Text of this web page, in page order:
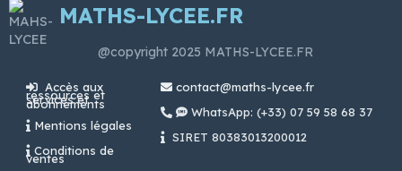
MATHS-LYCEE.FR
@copyright 2025 MATHS-LYCEE.FR
Accès aux
ressources et
services et
abonnements
Mentions légales
Conditions de
ventes
contact@maths-lycee.fr
WhatsApp: (+33) 07 59 58 68 37
SIRET 80383013200012